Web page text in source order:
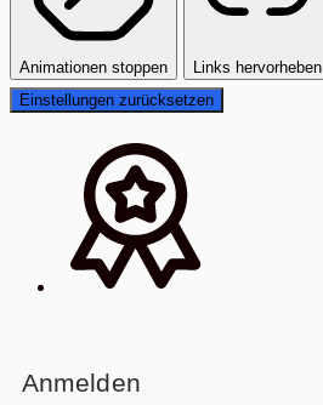
Animationen stoppen
Links hervorheben
Einstellungen zurücksetzen
Anmelden